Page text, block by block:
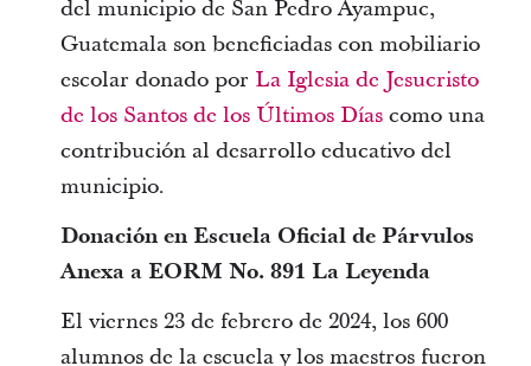
del municipio de San Pedro Ayampuc,
Guatemala son beneficiadas con mobiliario
escolar donado por La Iglesia de Jesucristo
de los Santos de los Últimos Díascomo una
contribución al desarrollo educativo del
municipio.
Donación en Escuela Oficial de Párvulos
Anexa a EORM No. 891 La Leyenda
El viernes 23 de febrero de 2024, los 600
alumnos de la escuela y los maestros fueron